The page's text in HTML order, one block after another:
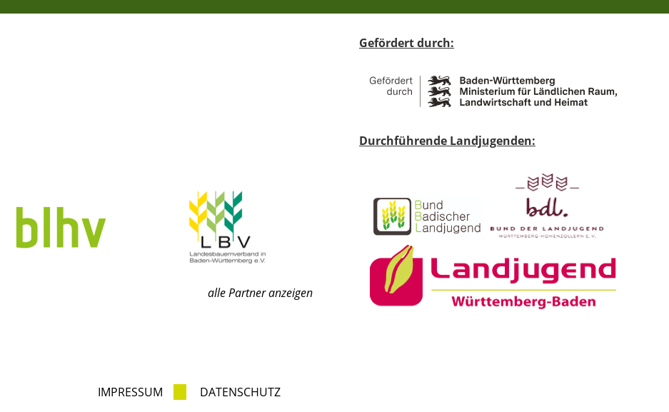
alle Partner anzeigen
Gefördert durch:
Durchführende Landjugenden:
IMPRESSUM DATENSCHUTZ